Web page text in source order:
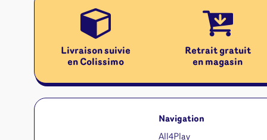
Livraison suivie
en Colissimo
Retrait gratuit
en magasin
Navigation
All4Play